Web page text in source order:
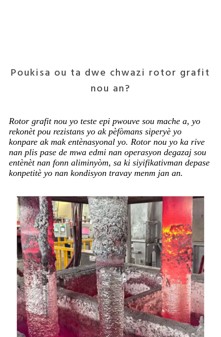
Poukisa ou ta dwe chwazi rotor grafit
nou an?
Rotor grafit nou yo teste epi pwouve sou mache a, yo
rekonèt pou rezistans yo ak pèfòmans siperyè yo
konpare ak mak entènasyonal yo. Rotor nou yo ka rive
nan plis pase de mwa edmi nan operasyon degazaj sou
entènèt nan fonn aliminyòm, sa ki siyifikativman depase
konpetitè yo nan kondisyon travay menm jan an.